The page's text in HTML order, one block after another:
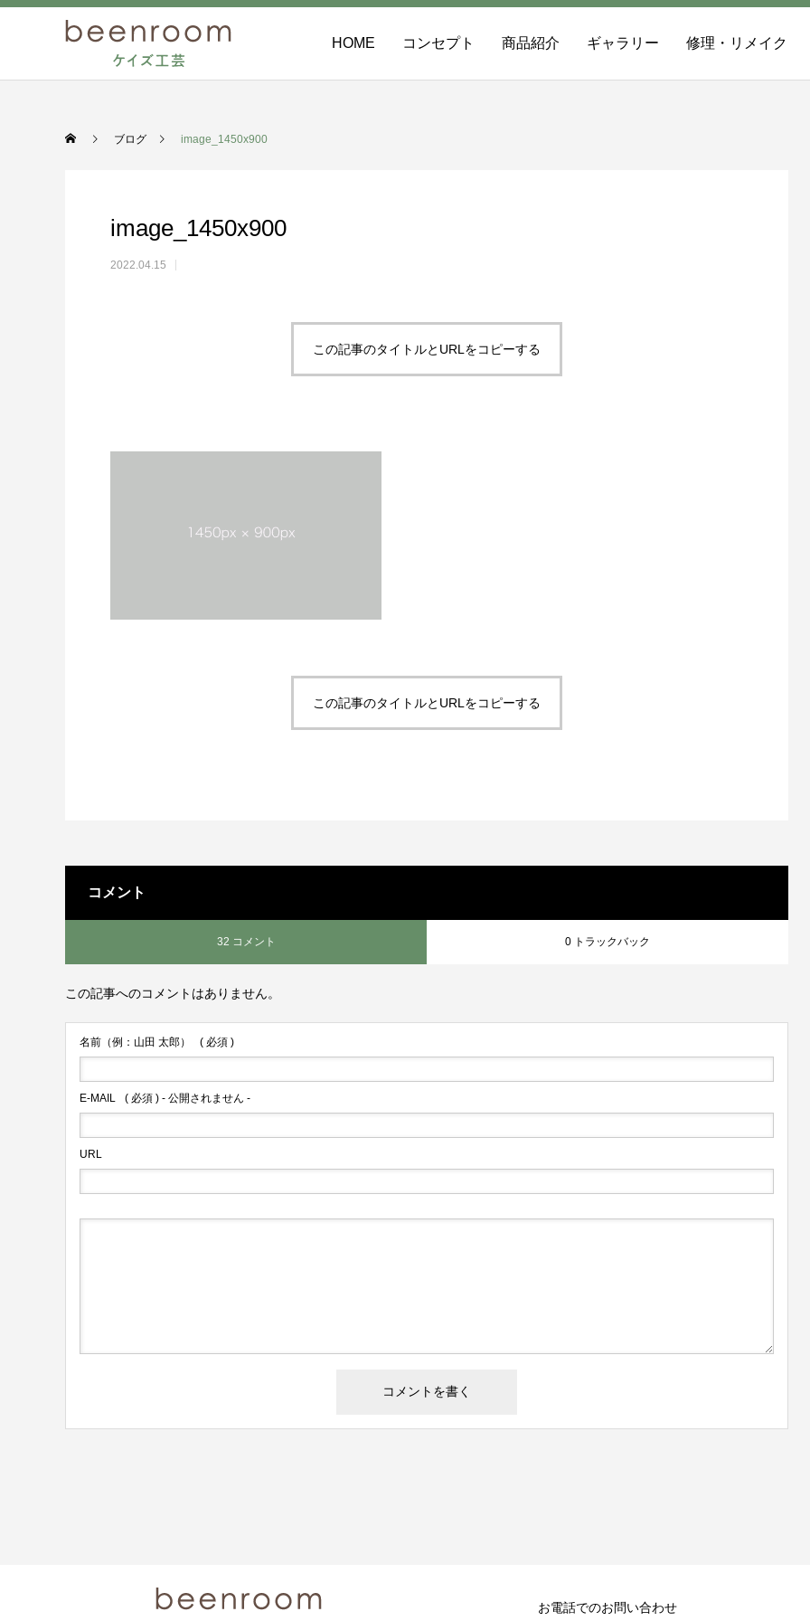
HOME コンセプト 商品紹介 ギャラリー 修理・リメイク
ブログ image_1450x900
image_1450x900
2022.04.15
この記事のタイトルとURLをコピーする
この記事のタイトルとURLをコピーする
コメント
32 コメント 0 トラックバック
この記事へのコメントはありません。
名前（例：山田 太郎） ( 必須 )
E-MAIL ( 必須 ) - 公開されません -
URL
お電話でのお問い合わせ